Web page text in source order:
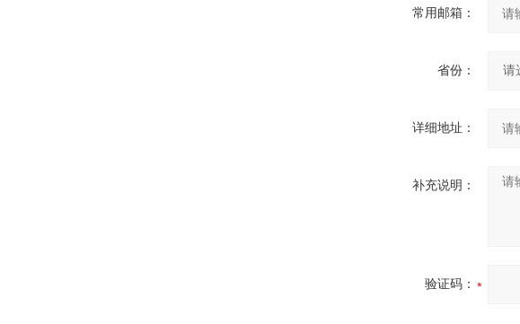
常用邮箱：
省份：
详细地址：
补充说明：
验证码：